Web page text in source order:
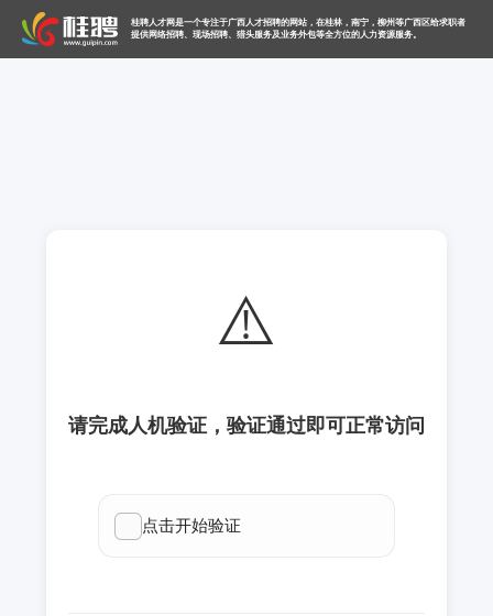
桂聘人才网是一个专注于广西人才招聘的网站，在桂林，南宁，柳州等广西区给求职者
提供网络招聘、现场招聘、猎头服务及业务外包等全方位的人力资源服务。
⚠️
请完成人机验证，验证通过即可正常访问